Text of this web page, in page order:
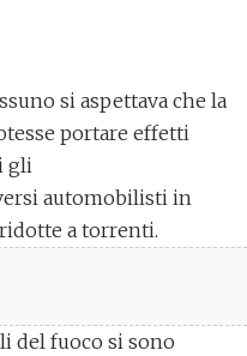
si aspettava che la
portare effetti
gli
automobilisti in
a torrenti.
del fuoco si sono